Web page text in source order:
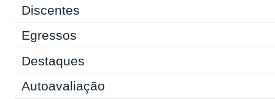
Discentes
Egressos
Destaques
Autoavaliação